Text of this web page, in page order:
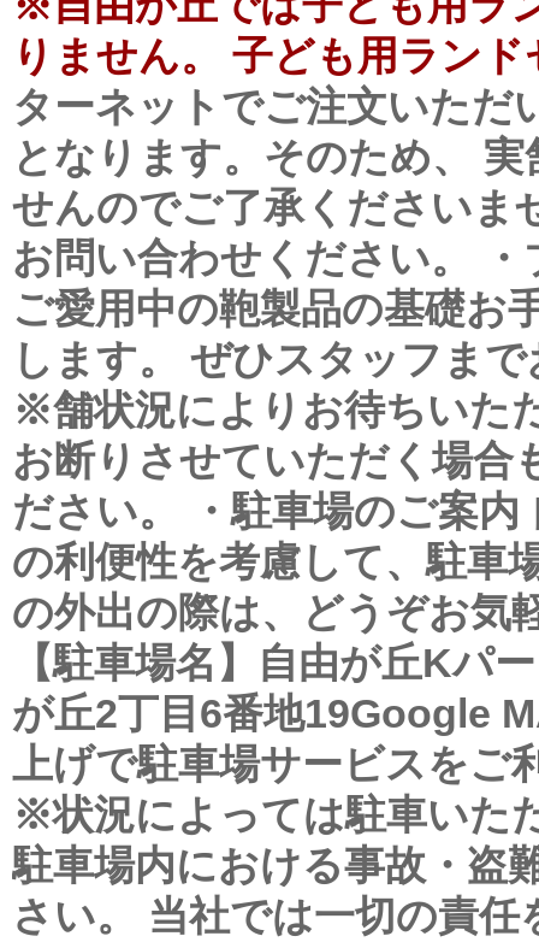
りません。 子ども用ランド
ターネットでご注文いただ
となります。そのため、
せんのでご了承くださいま
お問い合わせください。
ご愛用中の鞄製品の基礎お
します。 ぜひスタッフま
※舗状況によりお待ちいた
お断りさせていただく場合
ださい。
・駐車場のご案
の利便性を考慮して、駐車
の外出の際は、どうぞお気
【駐車場名】自由が丘Kパ
が丘2丁目6番地19Google
上げで駐車場サービスをご
※状況によっては駐車いた
駐車場内における事故・盗
さい。 当社では一切の責